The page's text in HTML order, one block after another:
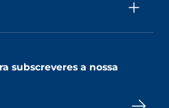
fórmulas
subscreveres a nossa